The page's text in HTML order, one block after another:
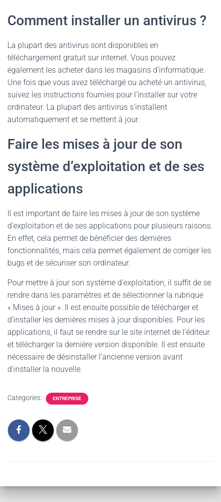
Comment installer un antivirus ?
La plupart des antivirus sont disponibles en
téléchargement gratuit sur internet. Vous pouvez
également les acheter dans les magasins d’informatique.
Une fois que vous avez téléchargé ou acheté un antivirus,
suivez les instructions fournies pour l’installer sur votre
ordinateur. La plupart des antivirus s’installent
automatiquement et se mettent à jour.
Faire les mises à jour de son
système d’exploitation et de ses
applications
Il est important de faire les mises à jour de son système
d’exploitation et de ses applications pour plusieurs raisons.
En effet, cela permet de bénéficier des dernières
fonctionnalités, mais cela permet également de corriger les
bugs et de sécuriser son ordinateur.
Pour mettre à jour son système d’exploitation, il suffit de se
rendre dans les paramètres et de sélectionner la rubrique
« Mises à jour ». Il est ensuite possible de télécharger et
d’installer les dernières mises à jour disponibles. Pour les
applications, il faut se rendre sur le site internet de l’éditeur
et télécharger la dernière version disponible. Il est ensuite
nécessaire de désinstaller l’ancienne version avant
d’installer la nouvelle.
Categories: ENTREPRISE